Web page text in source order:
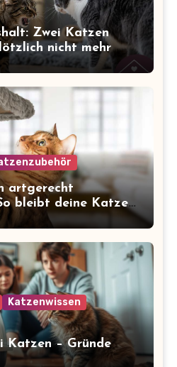
Zwei Katzen
nicht mehr
artgerecht
bleibt deine Katze
Katzenwissen
Katzen – Gründe